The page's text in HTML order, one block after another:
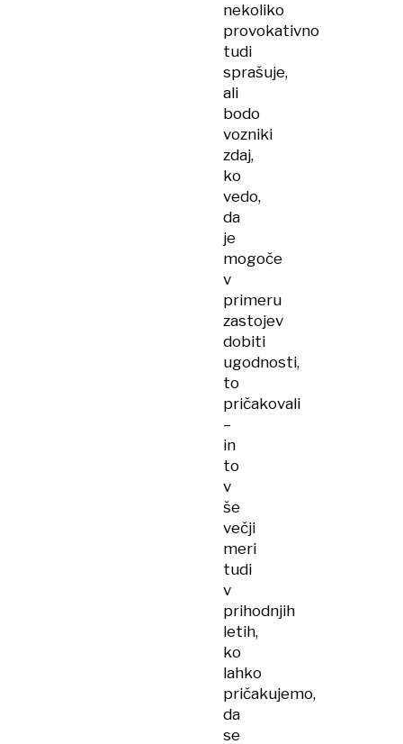
nekoliko
provokativno
tudi
sprašuje,
ali
bodo
vozniki
zdaj,
ko
vedo,
da
je
mogoče
v
primeru
zastojev
dobiti
ugodnosti,
to
pričakovali
–
in
to
v
še
večji
meri
tudi
v
prihodnjih
letih,
ko
lahko
pričakujemo,
da
se